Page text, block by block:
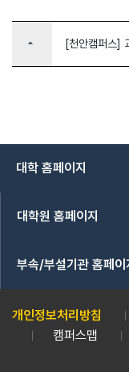
arrow_drop_up [천안캠퍼스]
대학 홈페이지
대학원 홈페이지
부속/부설기관 홈페이
개인정보처리방침
캠퍼스맵